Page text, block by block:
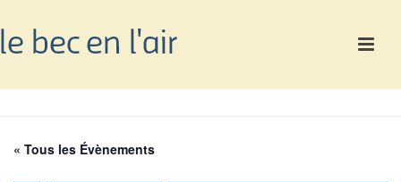
« Tous les Évènements